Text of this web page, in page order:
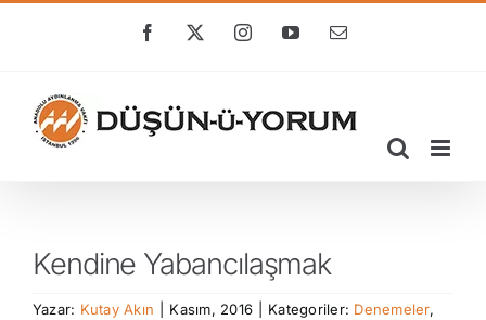
Facebook
X InstagramYouTube
E-
Kendine Yabancılaşmak
Yazar: Kutay Akın Kasım, 2016 Kategoriler: Denemeler,